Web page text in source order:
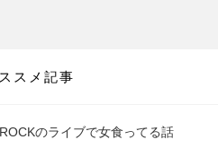
スメ記事
のライブで女食ってる話